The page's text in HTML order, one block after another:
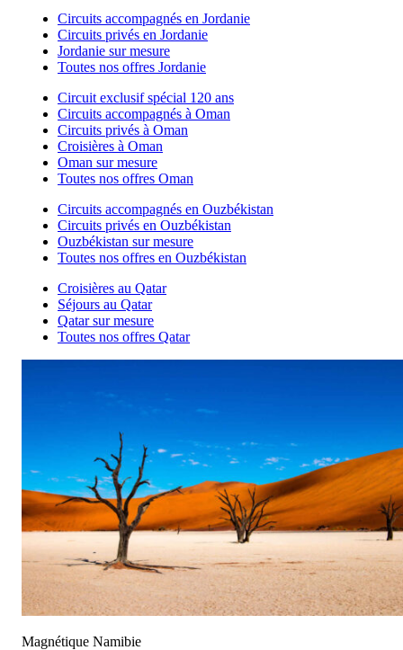
Circuits accompagnés en Jordanie
Circuits privés en Jordanie
Jordanie sur mesure
Toutes nos offres Jordanie
Circuit exclusif spécial 120 ans
Circuits accompagnés à Oman
Circuits privés à Oman
Croisières à Oman
Oman sur mesure
Toutes nos offres Oman
Circuits accompagnés en Ouzbékistan
Circuits privés en Ouzbékistan
Ouzbékistan sur mesure
Toutes nos offres en Ouzbékistan
Croisières au Qatar
Séjours au Qatar
Qatar sur mesure
Toutes nos offres Qatar
Magnétique Namibie